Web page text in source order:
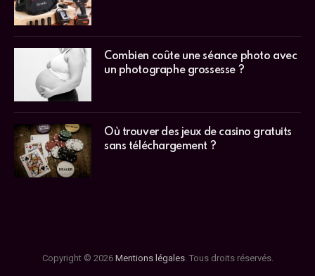
Combien coûte une séance photo avec
un photographe grossesse ?
Où trouver des jeux de casino gratuits
sans téléchargement ?
Copyright © 2026 Mentions légales. Tous droits réservés.